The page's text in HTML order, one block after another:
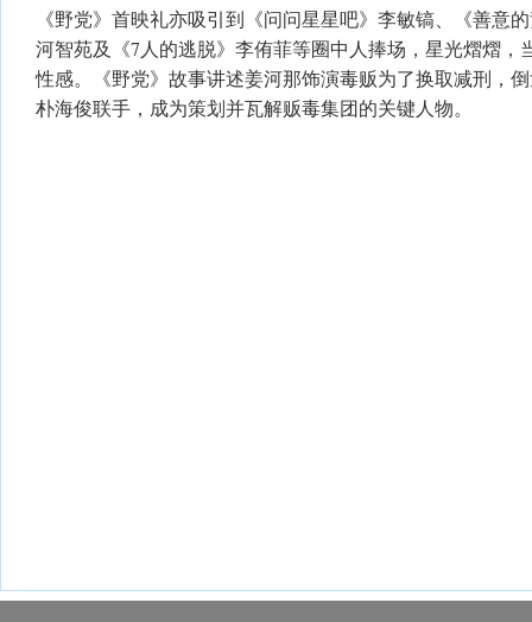
《野党》首映礼亦吸引到《问问星星吧》李敏镐、《善意
河智苑及《7人的逃脱》李侑菲等圈中人捧场，星光熠熠，
性感。《野党》故事讲述姜河那饰演毒贩为了换取减刑，
朴海俊联手，成为策划并瓦解贩毒集团的关键人物。